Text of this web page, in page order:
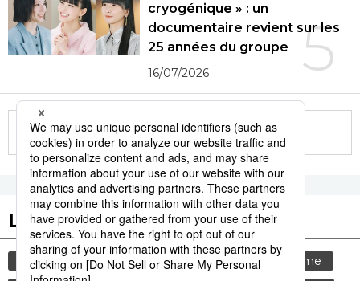
5
cryogénique » : un
documentaire revient sur les
25 années du groupe
16/07/2026
More in this series
Les tags populaires
société gastronomie histoire tourisme